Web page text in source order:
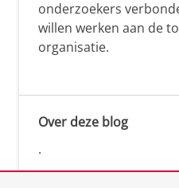
onderzoekers
willen werken aan de
organisatie.
Over deze blog
.